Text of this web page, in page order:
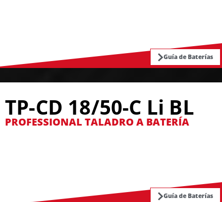
Guía de Baterías
TP-CD 18/50-C Li BL
PROFESSIONAL TALADRO A BATERÍA
Guía de Baterías